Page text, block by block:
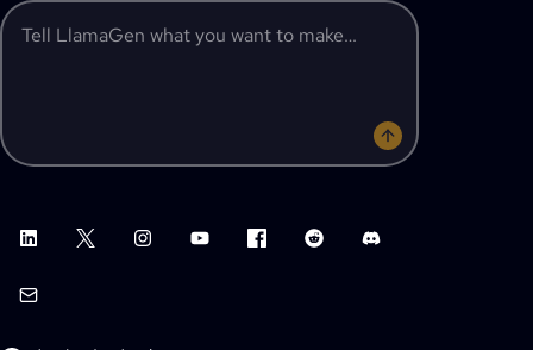
Tell LlamaGen what you want to make
LinkedInX (Twitter)InstagramYouTubeFacebook group
Reddit Discord
Email support